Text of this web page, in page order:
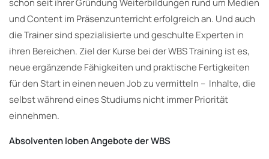
schon seit ihrer Gründung Weiterbildungen rund um Medien
und Content im Präsenzunterricht erfolgreich an. Und auch
die Trainer sind spezialisierte und geschulte Experten in
ihren Bereichen. Ziel der Kurse bei der WBS Training ist es,
neue ergänzende Fähigkeiten und praktische Fertigkeiten
für den Start in einen neuen Job zu vermitteln – Inhalte, die
selbst während eines Studiums nicht immer Priorität
einnehmen.
Absolventen loben Angebote der WBS